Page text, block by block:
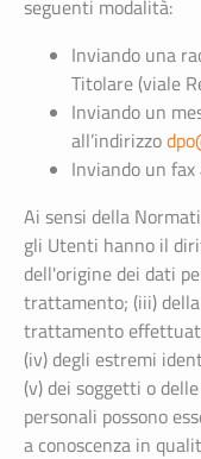
seguenti modalità:
Inviando una
Titolare (viale
Inviando un
all’indirizzo
Inviando un
Ai sensi della
gli Utenti hanno il
dell'origine dei dati
trattamento; (iii)
trattamento
(iv) degli estremi
(v) dei soggetti o
personali possono
a conoscenza in